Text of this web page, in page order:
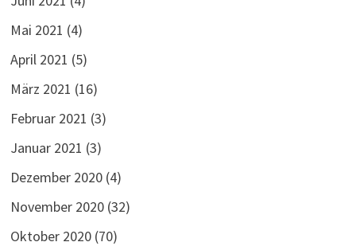
Mai 2021 (4)
April 2021 (5)
März 2021 (16)
Februar 2021 (3)
Januar 2021 (3)
Dezember 2020(4)
November 2020(32)
Oktober 2020(70)